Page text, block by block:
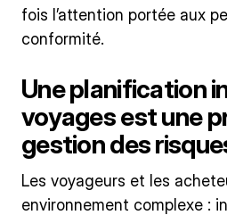
fois l’attention portée aux
conformité.
Une planification
voyages est une
gestion des
Les voyageurs et les
environnement complexe :